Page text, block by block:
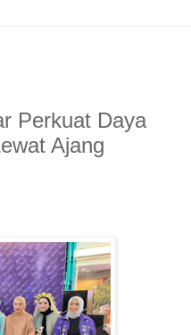
Perkuat Daya
Ajang